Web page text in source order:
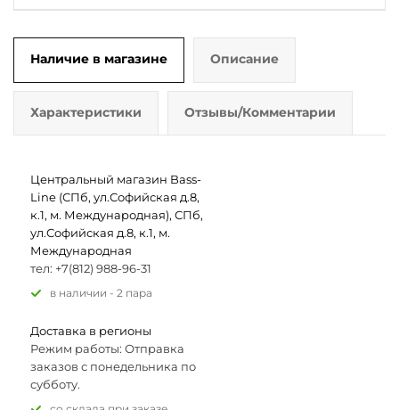
Наличие в магазине Описание
Характеристики Отзывы/Комментарии
Центральный магазин Bass-
Line (СПб, ул.Софийская д.8,
к.1, м. Международная), СПб,
ул.Софийская д.8, к.1, м.
Международная
тел: +7(812) 988-96-31
В наличии - 2 пара
Доставка в регионы
Режим работы: Отправка
заказов с понедельника по
субботу.